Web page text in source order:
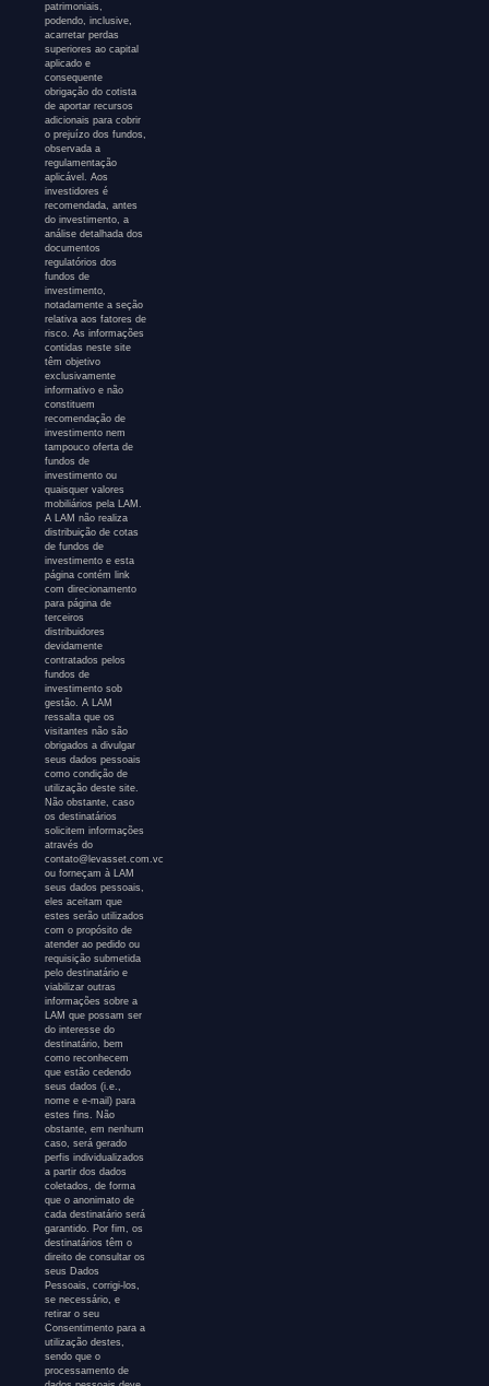
patrimoniais,
podendo, inclusive,
acarretar perdas
superiores ao capital
aplicado e
consequente
obrigação do cotista
de aportar recursos
adicionais para cobrir
o prejuízo dos fundos,
observada a
regulamentação
aplicável. Aos
investidores é
recomendada, antes
do investimento, a
análise detalhada dos
documentos
regulatórios dos
fundos de
investimento,
notadamente a seção
relativa aos fatores de
risco. As informações
contidas neste site
têm objetivo
exclusivamente
informativo e não
constituem
recomendação de
investimento nem
tampouco oferta de
fundos de
investimento ou
quaisquer valores
mobiliários pela LAM.
A LAM não realiza
distribuição de cotas
de fundos de
investimento e esta
página contém link
com direcionamento
para página de
terceiros
distribuidores
devidamente
contratados pelos
fundos de
investimento sob
gestão. A LAM
ressalta que os
visitantes não são
obrigados a divulgar
seus dados pessoais
como condição de
utilização deste site.
Não obstante, caso
os destinatários
solicitem informações
através do
contato@levasset.com.vc
ou forneçam à LAM
seus dados pessoais,
eles aceitam que
estes serão utilizados
com o propósito de
atender ao pedido ou
requisição submetida
pelo destinatário e
viabilizar outras
informações sobre a
LAM que possam ser
do interesse do
destinatário, bem
como reconhecem
que estão cedendo
seus dados (i.e.,
nome e e-mail) para
estes fins. Não
obstante, em nenhum
caso, será gerado
perfis individualizados
a partir dos dados
coletados, de forma
que o anonimato de
cada destinatário será
garantido. Por fim, os
destinatários têm o
direito de consultar os
seus Dados
Pessoais, corrigi-los,
se necessário, e
retirar o seu
Consentimento para a
utilização destes,
sendo que o
processamento de